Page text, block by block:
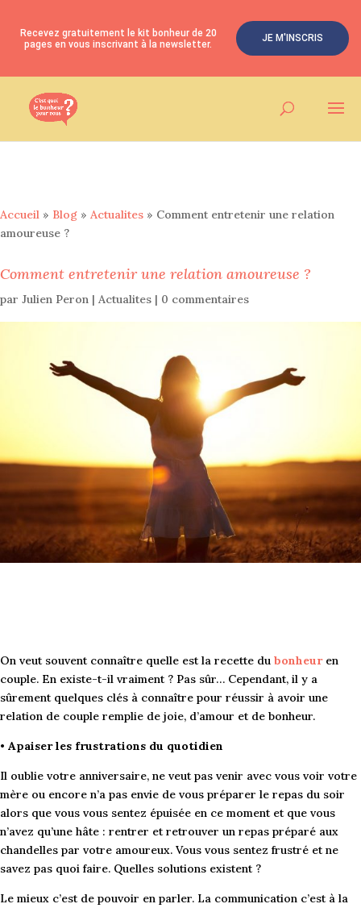
Accueil » Blog » Actualites » Comment entretenir une relation
amoureuse ?
Comment entretenir une relation amoureuse ?
par Julien Peron | Actualites | 0 commentaires
On veut souvent connaître quelle est la recette du bonheuren
couple. En existe-t-il vraiment ? Pas sûr… Cependant, il y a
sûrement quelques clés à connaître pour réussir à avoir une
relation de couple remplie de joie, d’amour et de bonheur.
• Apaiser les frustrations du quotidien
Il oublie votre anniversaire, ne veut pas venir avec vous voir votre
mère ou encore n’a pas envie de vous préparer le repas du soir
alors que vous vous sentez épuisée en ce moment et que vous
n’avez qu’une hâte : rentrer et retrouver un repas préparé aux
chandelles par votre amoureux. Vous vous sentez frustré et ne
savez pas quoi faire. Quelles solutions existent ?
Le mieux c’est de pouvoir en parler. La communication c’est à la
Recevez gratuitement le kit bonheur de 20
pages en vous inscrivant à la newsletter.
JE M'INSCRIS